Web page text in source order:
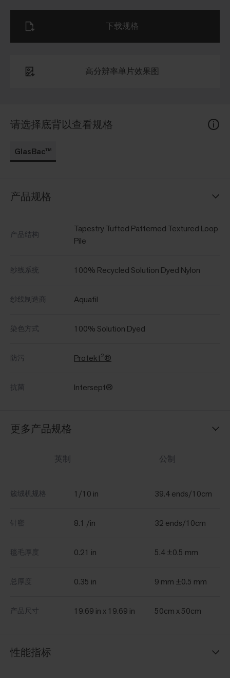
请选择底背以查看规格
GlasBac™
产品规格
产品结构
Tapestry Tufted Patterned Textured Loop
Pile
纱线系统 100% Recycled Solution Dyed Nylon
纱线制造商 Aquafil
染色方式 100% Solution Dyed
防污 Protekt²®
抗菌 Intersept®
更多产品规格
英制 公制
簇绒机规格 1/10 in 39.4 ends/10cm
针密 8.1 /in 32 ends/10cm
毯毛厚度 0.21 in 5.4 ±0.5 mm
总厚度 0.35 in 9 mm ±0.5 mm
产品尺寸 19.69 in x 19.69 in 50cm x 50cm
性能指标
高分辨率单片效果图
下载规格